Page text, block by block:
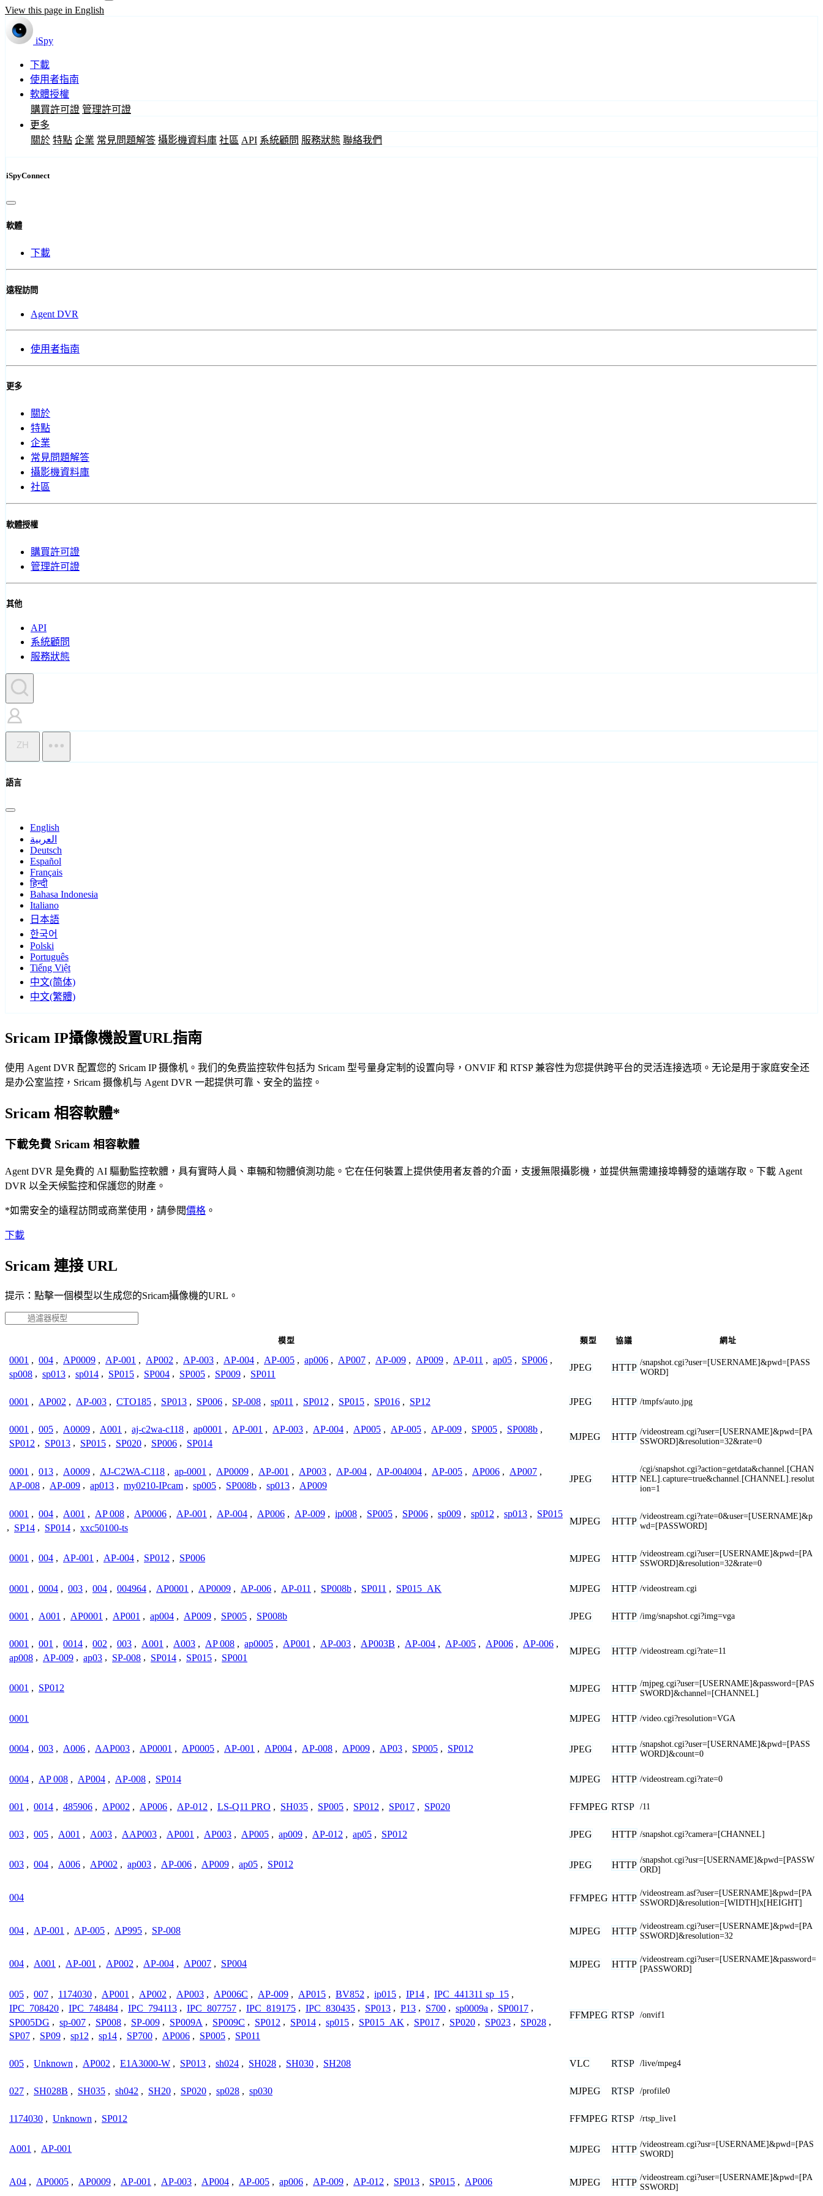
View this page in English
iSpy
下載
使用者指南
軟體授權
購買許可證 管理許可證
更多
關於 特點 企業 常見問題解答 攝影機資料庫 社區 API 系統顧問 服務狀態 聯絡我們
iSpyConnect
軟體
下載
遠程訪問
Agent DVR
使用者指南
更多
關於
特點
企業
常見問題解答
攝影機資料庫
社區
軟體授權
購買許可證
管理許可證
其他
API
系統顧問
服務狀態
ZH
語言
English
العربية
Deutsch
Español
Français
हिन्दी
Bahasa Indonesia
Italiano
日本語
한국어
Polski
Português
Tiếng Việt
中文(简体)
中文(繁體)
Sricam IP攝像機設置URL指南
使用 Agent DVR 配置您的 Sricam IP 摄像机。我们的免费监控软件包括为 Sricam 型号量身定制的设置向导，ONVIF 和 RTSP 兼容性为您提供跨平台的灵活连接选项。无论是用于家庭安全还
是办公室监控，Sricam 摄像机与 Agent DVR 一起提供可靠、安全的监控。
Sricam 相容軟體*
下載免費 Sricam 相容軟體
Agent DVR 是免費的 AI 驅動監控軟體，具有實時人員、車輛和物體偵測功能。它在任何裝置上提供使用者友善的介面，支援無限攝影機，並提供無需連接埠轉發的遠端存取。下載 Agent
DVR 以全天候監控和保護您的財產。
*如需安全的遠程訪問或商業使用，請參閱價格 。
下載
Sricam 連接 URL
提示：點擊一個模型以生成您的Sricam攝像機的URL。
模型 類型 協議 網址
0001 , 004 , AP0009 , AP-001 , AP002 , AP-003 , AP-004 , AP-005 , ap006 , AP007 , AP-009 , AP009 , AP-011 , ap05 , SP006 ,
sp008 , sp013 , sp014 , SP015 , SP004 , SP005 , SP009 , SP011
JPEG HTTP /snapshot.cgi?user=[USERNAME]&pwd=[PASS
WORD]
0001 , AP002 , AP-003 , CTO185 , SP013 , SP006 , SP-008 , sp011 , SP012 , SP015 , SP016 , SP12 JPEG HTTP /tmpfs/auto.jpg
0001 , 005 , A0009 , A001 , aj-c2wa-c118 , ap0001 , AP-001 , AP-003 , AP-004 , AP005 , AP-005 , AP-009 , SP005 , SP008b ,
SP012 , SP013 , SP015 , SP020 , SP006 , SP014
MJPEG HTTP /videostream.cgi?user=[USERNAME]&pwd=[PA
SSWORD]&resolution=32&rate=0
0001 , 013 , A0009 , AJ-C2WA-C118 , ap-0001 , AP0009 , AP-001 , AP003 , AP-004 , AP-004004 , AP-005 , AP006 , AP007 ,
AP-008 , AP-009 , ap013 , my0210-IPcam , sp005 , SP008b , sp013 , AP009
JPEG HTTP
/cgi/snapshot.cgi?action=getdata&channel.[CHAN
NEL].capture=true&channel.[CHANNEL].resolut
ion=1
0001 , 004 , A001 , AP 008 , AP0006 , AP-001 , AP-004 , AP006 , AP-009 , ip008 , SP005 , SP006 , sp009 , sp012 , sp013 , SP015
, SP14 , SP014 , xxc50100-ts
MJPEG HTTP /videostream.cgi?rate=0&user=[USERNAME]&p
wd=[PASSWORD]
0001 , 004 , AP-001 , AP-004 , SP012 , SP006 MJPEG HTTP /videostream.cgi?user=[USERNAME]&pwd=[PA
SSWORD]&resolution=32&rate=0
0001 , 0004 , 003 , 004 , 004964 , AP0001 , AP0009 , AP-006 , AP-011 , SP008b , SP011 , SP015_AK MJPEG HTTP /videostream.cgi
0001 , A001 , AP0001 , AP001 , ap004 , AP009 , SP005 , SP008b JPEG HTTP /img/snapshot.cgi?img=vga
0001 , 001 , 0014 , 002 , 003 , A001 , A003 , AP 008 , ap0005 , AP001 , AP-003 , AP003B , AP-004 , AP-005 , AP006 , AP-006 ,
ap008 , AP-009 , ap03 , SP-008 , SP014 , SP015 , SP001
MJPEG HTTP /videostream.cgi?rate=11
0001 , SP012 MJPEG HTTP /mjpeg.cgi?user=[USERNAME]&password=[PAS
SWORD]&channel=[CHANNEL]
0001 MJPEG HTTP /video.cgi?resolution=VGA
0004 , 003 , A006 , AAP003 , AP0001 , AP0005 , AP-001 , AP004 , AP-008 , AP009 , AP03 , SP005 , SP012 JPEG HTTP /snapshot.cgi?user=[USERNAME]&pwd=[PASS
WORD]&count=0
0004 , AP 008 , AP004 , AP-008 , SP014 MJPEG HTTP /videostream.cgi?rate=0
001 , 0014 , 485906 , AP002 , AP006 , AP-012 , LS-Q11 PRO , SH035 , SP005 , SP012 , SP017 , SP020 FFMPEG RTSP /11
003 , 005 , A001 , A003 , AAP003 , AP001 , AP003 , AP005 , ap009 , AP-012 , ap05 , SP012 JPEG HTTP /snapshot.cgi?camera=[CHANNEL]
003 , 004 , A006 , AP002 , ap003 , AP-006 , AP009 , ap05 , SP012 JPEG HTTP /snapshot.cgi?usr=[USERNAME]&pwd=[PASSW
ORD]
004 FFMPEG HTTP /videostream.asf?user=[USERNAME]&pwd=[PA
SSWORD]&resolution=[WIDTH]x[HEIGHT]
004 , AP-001 , AP-005 , AP995 , SP-008 MJPEG HTTP /videostream.cgi?user=[USERNAME]&pwd=[PA
SSWORD]&resolution=32
004 , A001 , AP-001 , AP002 , AP-004 , AP007 , SP004 MJPEG HTTP /videostream.cgi?user=[USERNAME]&password=
[PASSWORD]
005 , 007 , 1174030 , AP001 , AP002 , AP003 , AP006C , AP-009 , AP015 , BV852 , ip015 , IP14 , IPC_441311 sp_15 ,
IPC_708420 , IPC_748484 , IPC_794113 , IPC_807757 , IPC_819175 , IPC_830435 , SP013 , P13 , S700 , sp0009a , SP0017 ,
SP005DG , sp-007 , SP008 , SP-009 , SP009A , SP009C , SP012 , SP014 , sp015 , SP015_AK , SP017 , SP020 , SP023 , SP028 ,
SP07 , SP09 , sp12 , sp14 , SP700 , AP006 , SP005 , SP011
FFMPEG RTSP /onvif1
005 , Unknown , AP002 , E1A3000-W , SP013 , sh024 , SH028 , SH030 , SH208 VLC RTSP /live/mpeg4
027 , SH028B , SH035 , sh042 , SH20 , SP020 , sp028 , sp030 MJPEG RTSP /profile0
1174030 , Unknown , SP012 FFMPEG RTSP /rtsp_live1
A001 , AP-001 MJPEG HTTP /videostream.cgi?usr=[USERNAME]&pwd=[PAS
SWORD]
A04 , AP0005 , AP0009 , AP-001 , AP-003 , AP004 , AP-005 , ap006 , AP-009 , AP-012 , SP013 , SP015 , AP006 MJPEG HTTP /videostream.cgi?user=[USERNAME]&pwd=[PA
SSWORD]